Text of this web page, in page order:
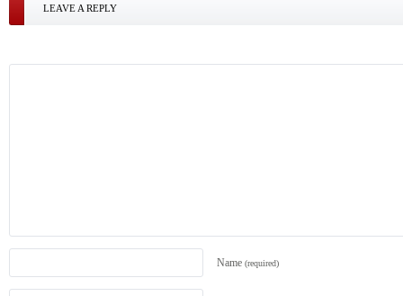
LEAVE A REPLY
Name (required)